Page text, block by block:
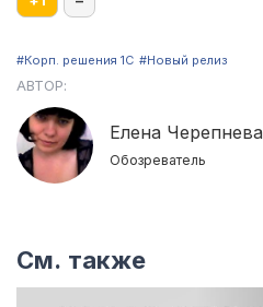
#Корп. решения 1С #Новый релиз
АВТОР:
Елена Черепнева
Обозреватель
См. также